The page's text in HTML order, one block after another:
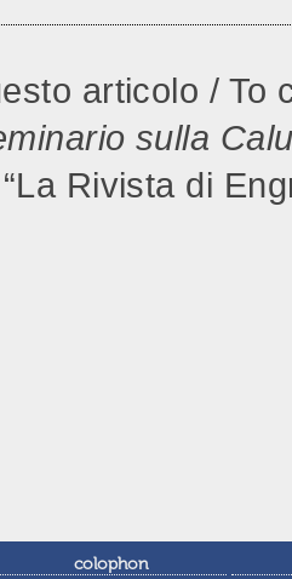
articolo /
sulla
Rivista di
colophon